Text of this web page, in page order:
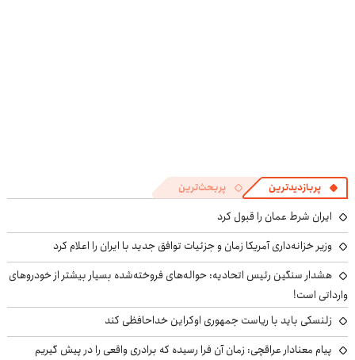
پربازدیدترین پربحث‌ترین
ایران شرط عمان را قبول کرد
وزیر خزانه‌داری آمریکا زمان و جزئیات توافق جدید با ایران را اعلام کرد
هشدار سنگین رئیس اتحادیه: حواله‌های فروخته‌شده بسیار بیشتر از خودروهای
وارداتی است!
زلنسکی باید با ریاست جمهوری اوکراین خداحافظی کند
پیام معنادار عراقچی: زمان آن فرا رسیده که برادری واقعی را در پیش گیریم